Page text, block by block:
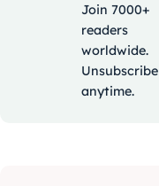
Join 7000+
readers
worldwide.
Unsubscribe
anytime.